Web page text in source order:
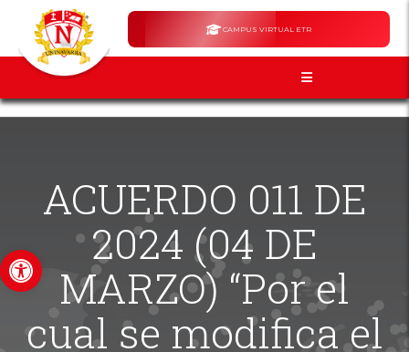
Abrir barra de herramientas
CAMPUS VIRTUAL ETR
ACUERDO 011 DE
2024 (04 DE
MARZO) “Por el
cual se modifica el